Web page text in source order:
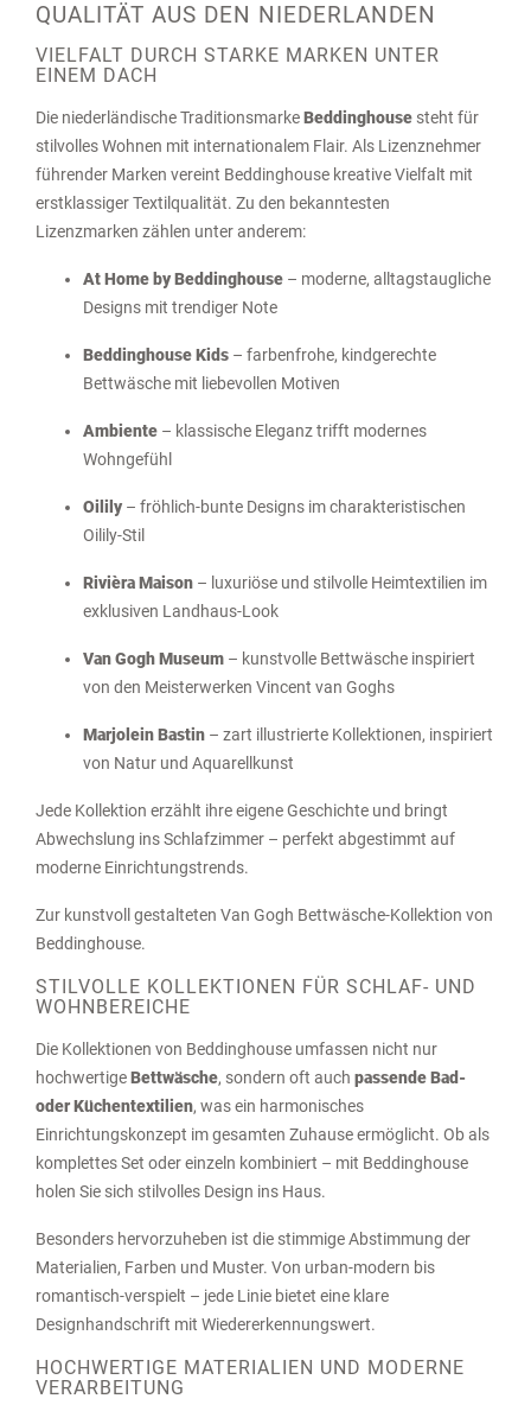
QUALITÄT AUS DEN NIEDERLANDEN
VIELFALT DURCH STARKE MARKEN UNTER
EINEM DACH
Die niederländische TraditionsmarkeBeddinghouse steht für
stilvolles Wohnen mit internationalem Flair. Als Lizenznehmer
führender Marken vereint Beddinghouse kreative Vielfalt mit
erstklassiger Textilqualität. Zu den bekanntesten
Lizenzmarken zählen unter anderem:
At Home by Beddinghouse – moderne, alltagstaugliche
Designs mit trendiger Note
Beddinghouse Kids – farbenfrohe, kindgerechte
Bettwäsche mit liebevollen Motiven
Ambiente – klassische Eleganz trifft modernes
Wohngefühl
Oilily – fröhlich-bunte Designs im charakteristischen
Oilily-Stil
Rivièra Maison – luxuriöse und stilvolle Heimtextilien im
exklusiven Landhaus-Look
Van Gogh Museum – kunstvolle Bettwäsche inspiriert
von den Meisterwerken Vincent van Goghs
Marjolein Bastin – zart illustrierte Kollektionen, inspiriert
von Natur und Aquarellkunst
Jede Kollektion erzählt ihre eigene Geschichte und bringt
Abwechslung ins Schlafzimmer – perfekt abgestimmt auf
moderne Einrichtungstrends.
Zur kunstvoll gestalteten Van Gogh Bettwäsche-Kollektion von
Beddinghouse.
STILVOLLE KOLLEKTIONEN FÜR SCHLAF- UND
WOHNBEREICHE
Die Kollektionen von Beddinghouse umfassen nicht nur
hochwertigeBettwäsche, sondern oft auch passende Bad-
oder Küchentextilien, was ein harmonisches
Einrichtungskonzept im gesamten Zuhause ermöglicht. Ob als
komplettes Set oder einzeln kombiniert – mit Beddinghouse
holen Sie sich stilvolles Design ins Haus.
Besonders hervorzuheben ist die stimmige Abstimmung der
Materialien, Farben und Muster. Von urban-modern bis
romantisch-verspielt – jede Linie bietet eine klare
Designhandschrift mit Wiedererkennungswert.
HOCHWERTIGE MATERIALIEN UND MODERNE
VERARBEITUNG